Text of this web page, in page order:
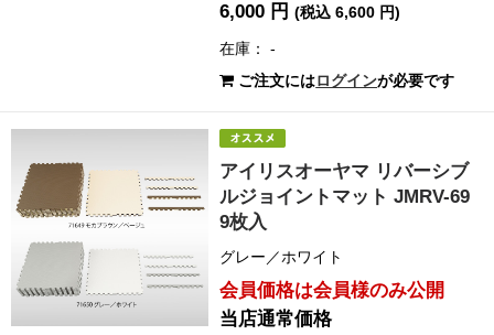
6,000 円(税込 6,600 円)
在庫： -
ご注文にはログインが必要です
アイリスオーヤマ リバーシブ
ルジョイントマット JMRV-69
9枚入
グレー／ホワイト
会員価格は会員様のみ公開
当店通常価格